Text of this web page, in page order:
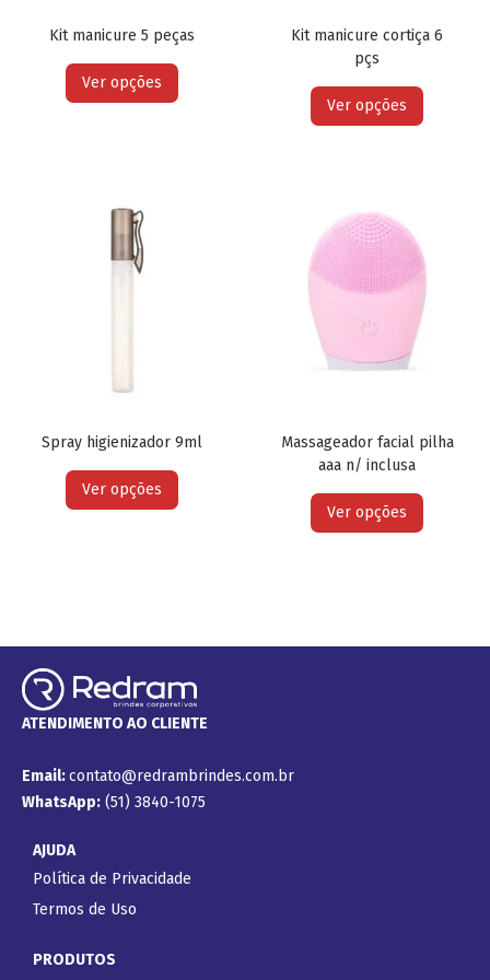
Kit manicure 5 peças
Ver opções
Kit manicure cortiça 6
pçs
Ver opções
Spray higienizador 9ml
Ver opções
Massageador facial pilha
aaa n/ inclusa
Ver opções
ATENDIMENTO AO CLIENTE
Email:contato@redrambrindes.com.br
WhatsApp: (51) 3840-1075
AJUDA
Política de Privacidade
Termos de Uso
PRODUTOS